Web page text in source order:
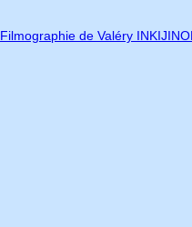
Filmographie de Valéry